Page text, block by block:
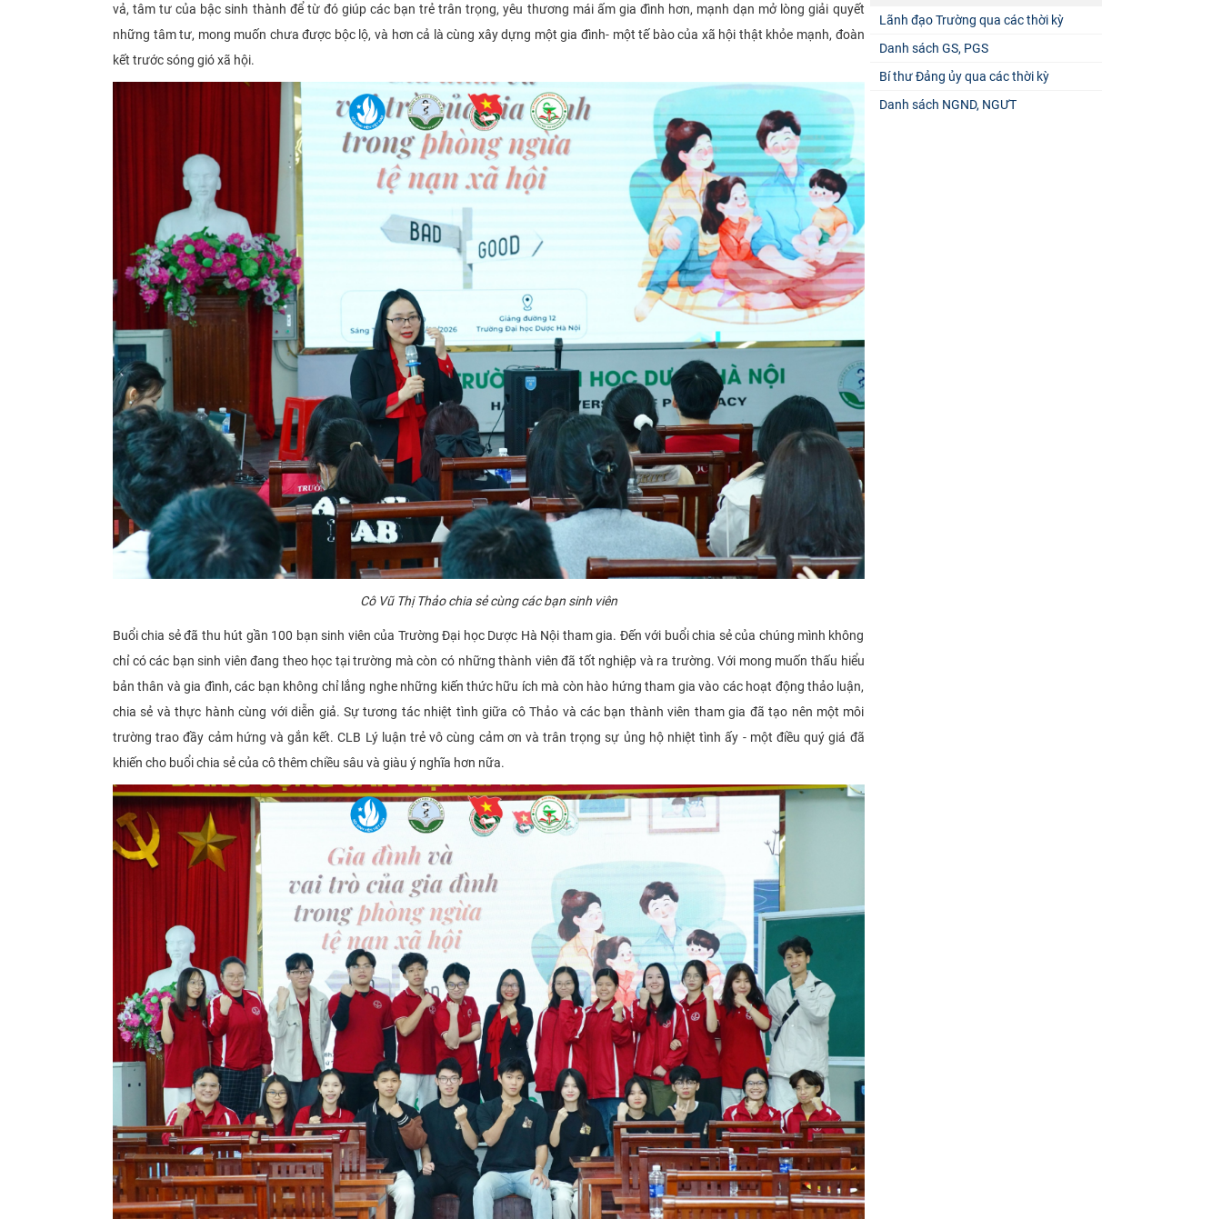
vả, tâm tư của bậc sinh thành để từ đó giúp các bạn trẻ trân trọng, yêu thương mái ấm gia đình hơn, mạnh dạn mở lòng giải quyết
những tâm tư, mong muốn chưa được bộc lộ, và hơn cả là cùng xây dựng một gia đình- một tế bào của xã hội thật khỏe mạnh, đoàn
kết trước sóng gió xã hội.
Cô Vũ Thị Thảo chia sẻ cùng các bạn sinh viên
Buổi chia sẻ đã thu hút gần 100 bạn sinh viên của Trường Đại học Dược Hà Nội tham gia. Đến với buổi chia sẻ của chúng mình không
chỉ có các bạn sinh viên đang theo học tại trường mà còn có những thành viên đã tốt nghiệp và ra trường. Với mong muốn thấu hiểu
bản thân và gia đình, các bạn không chỉ lắng nghe những kiến thức hữu ích mà còn hào hứng tham gia vào các hoạt động thảo luận,
chia sẻ và thực hành cùng với diễn giả. Sự tương tác nhiệt tình giữa cô Thảo và các bạn thành viên tham gia đã tạo nên một môi
trường trao đầy cảm hứng và gắn kết. CLB Lý luận trẻ vô cùng cảm ơn và trân trọng sự ủng hộ nhiệt tình ấy - một điều quý giá đã
khiến cho buổi chia sẻ của cô thêm chiều sâu và giàu ý nghĩa hơn nữa.
Lãnh đạo Trường qua các thời kỳ
Danh sách GS, PGS
Bí thư Đảng ủy qua các thời kỳ
Danh sách NGND, NGƯT